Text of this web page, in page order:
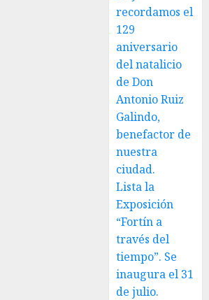
recordamos el
129
aniversario
del natalicio
de Don
Antonio Ruiz
Galindo,
benefactor de
nuestra
ciudad.
Lista la
Exposición
“Fortín a
través del
tiempo”. Se
inaugura el 31
de julio.